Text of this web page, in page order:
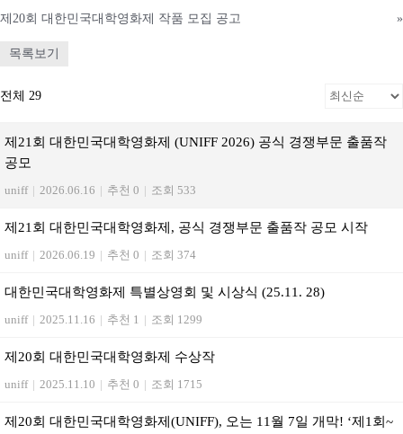
제20회 대한민국대학영화제 작품 모집 공고
»
목록보기
전체 29
제21회 대한민국대학영화제 (UNIFF 2026) 공식 경쟁부문 출품작
공모
uniff | 2026.06.16 | 추천 0 | 조회 533
제21회 대한민국대학영화제, 공식 경쟁부문 출품작 공모 시작
uniff | 2026.06.19 | 추천 0 | 조회 374
대한민국대학영화제 특별상영회 및 시상식 (25.11. 28)
uniff | 2025.11.16 | 추천 1 | 조회 1299
제20회 대한민국대학영화제 수상작
uniff | 2025.11.10 | 추천 0 | 조회 1715
제20회 대한민국대학영화제(UNIFF), 오는 11월 7일 개막! ‘제1회~